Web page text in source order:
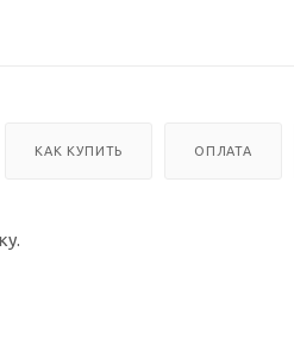
КАК КУПИТЬ ОПЛАТА